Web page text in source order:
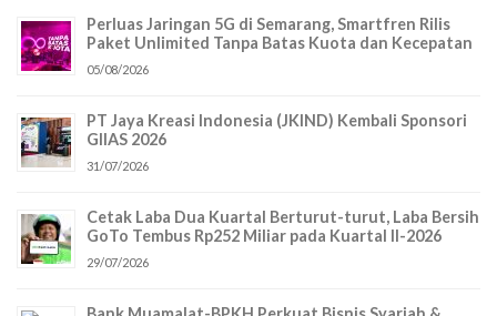
Perluas Jaringan 5G di Semarang, Smartfren Rilis
Paket Unlimited Tanpa Batas Kuota dan Kecepatan
05/08/2026
PT Jaya Kreasi Indonesia (JKIND) Kembali Sponsori
GIIAS 2026
31/07/2026
Cetak Laba Dua Kuartal Berturut-turut, Laba Bersih
GoTo Tembus Rp252 Miliar pada Kuartal II-2026
29/07/2026